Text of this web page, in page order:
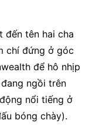
đến tên hai cha
chí đứng ở góc
để hô nhịp
đang ngồi trên
nổi tiếng ở
bóng chày).